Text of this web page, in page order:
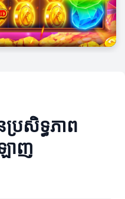
រសិទ្ធភាព
ាញ